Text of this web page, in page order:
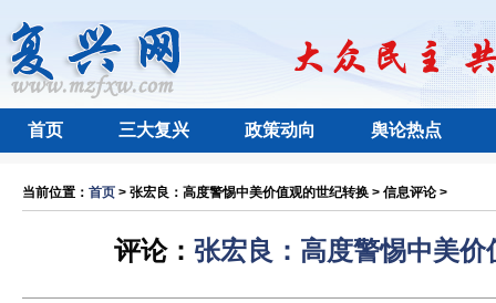
首页 三大复兴 政策动向 舆论热点
当前位置： 首页 > 张宏良：高度警惕中美价值观的世纪转换 > 信息评论 >
评论： 张宏良：高度警惕中美价